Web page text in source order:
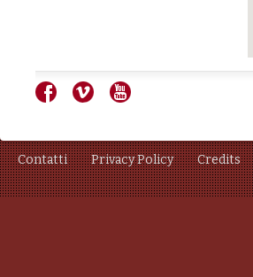
Contatti Privacy Policy Credits